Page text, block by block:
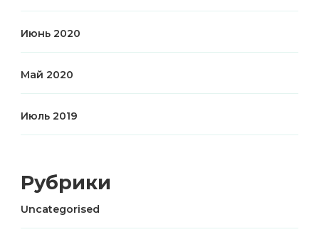
Июнь 2020
Май 2020
Июль 2019
Рубрики
Uncategorised